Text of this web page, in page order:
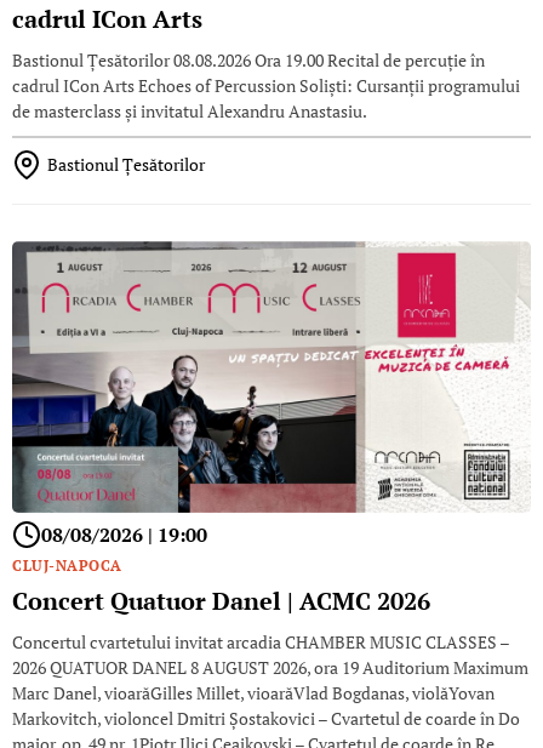
cadrul ICon Arts
Bastionul Țesătorilor 08.08.2026 Ora 19.00 Recital de percuție în
cadrul ICon Arts Echoes of Percussion Soliști: Cursanții programului
de masterclass și invitatul Alexandru Anastasiu.
Bastionul Țesătorilor
08/08/2026 | 19:00
CLUJ-NAPOCA
Concert Quatuor Danel | ACMC 2026
Concertul cvartetului invitat arcadia CHAMBER MUSIC CLASSES –
2026 QUATUOR DANEL 8 AUGUST 2026, ora 19 Auditorium Maximum
Marc Danel, vioarăGilles Millet, vioarăVlad Bogdanas, violăYovan
Markovitch, violoncel Dmitri Șostakovici – Cvartetul de coarde în Do